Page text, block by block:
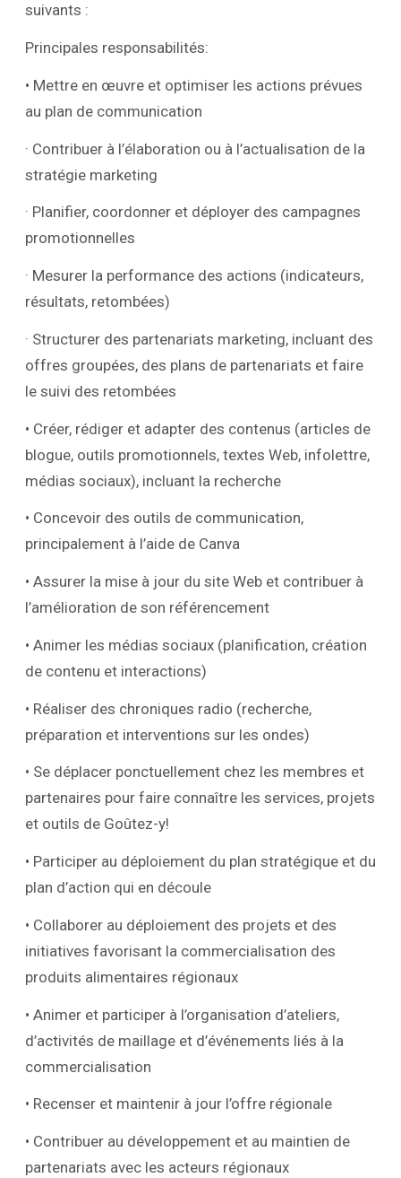
suivants :
Principales responsabilités:
• Mettre en œuvre et optimiser les actions prévues
au plan de communication
· Contribuer à l’élaboration ou à l’actualisation de la
stratégie marketing
· Planifier, coordonner et déployer des campagnes
promotionnelles
· Mesurer la performance des actions (indicateurs,
résultats, retombées)
· Structurer des partenariats marketing, incluant des
offres groupées, des plans de partenariats et faire
le suivi des retombées
• Créer, rédiger et adapter des contenus (articles de
blogue, outils promotionnels, textes Web, infolettre,
médias sociaux), incluant la recherche
• Concevoir des outils de communication,
principalement à l’aide de Canva
• Assurer la mise à jour du site Web et contribuer à
l’amélioration de son référencement
• Animer les médias sociaux (planification, création
de contenu et interactions)
• Réaliser des chroniques radio (recherche,
préparation et interventions sur les ondes)
• Se déplacer ponctuellement chez les membres et
partenaires pour faire connaître les services, projets
et outils de Goûtez-y!
• Participer au déploiement du plan stratégique et du
plan d’action qui en découle
• Collaborer au déploiement des projets et des
initiatives favorisant la commercialisation des
produits alimentaires régionaux
• Animer et participer à l’organisation d’ateliers,
d’activités de maillage et d’événements liés à la
commercialisation
• Recenser et maintenir à jour l’offre régionale
• Contribuer au développement et au maintien de
partenariats avec les acteurs régionaux